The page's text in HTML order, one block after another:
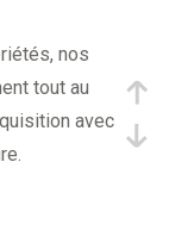
nos
tout au
avec